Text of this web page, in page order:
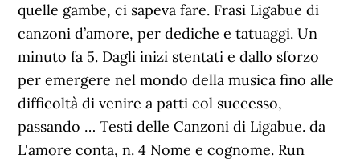
quelle gambe, ci sapeva fare. Frasi Ligabue di
canzoni d’amore, per dediche e tatuaggi. Un
minuto fa 5. Dagli inizi stentati e dallo sforzo
per emergere nel mondo della musica fino alle
difficoltà di venire a patti col successo,
passando … Testi delle Canzoni di Ligabue. da
L'amore conta, n. 4 Nome e cognome. Run